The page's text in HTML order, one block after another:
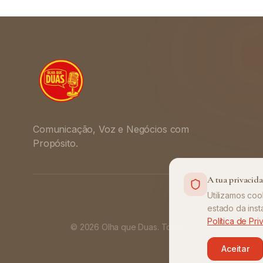
Comunicação, Voz e Negócios com
Propósito.
© 2026 Olha que Duas. Todos os direitos
A tua
Utilizamos
estado da
Política de
Aceitar